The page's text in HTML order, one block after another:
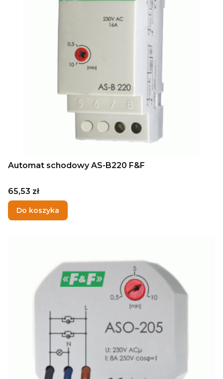
Automat schodowy AS-B220 F&F
Cena
65,53 zł
Do koszyka